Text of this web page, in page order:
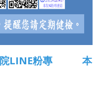
LINE粉專
本